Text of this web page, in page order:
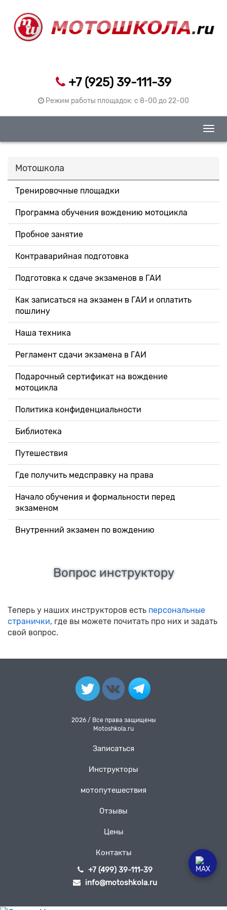
+7 (925) 39-111-39
Режим работы площадок: c 8-00 до 22-00
Мотошкола
Тренировочные площадки
Программа обучения вождению мотоцикла
Пробное занятие
Контраварийная подготовка
Подготовка к сдаче экзаменов в ГАИ
Как записаться на экзамен в ГАИ и оплатить
пошлину
Наша техника
Регламент сдачи экзамена в ГАИ
Подарочный сертификат на вождение
мотоцикла
Политика конфиденциальности
Библиотека
Путешествия
Где получить медсправку на права
Начало обучения и формальности перед
экзаменом
Внутренний экзамен по вождению
Вопрос инструктору
Теперь у наших инструкторов есть персональные
странички, где вы можете почитать про них и задать
свой вопрос.
2026 / Все права защищены
Motoshkola.ru
Записаться
Инструкторы
мотопутешествия
Отзывы
Цены
Контакты
+7 (499) 39-111-39
info@motoshkola.ru